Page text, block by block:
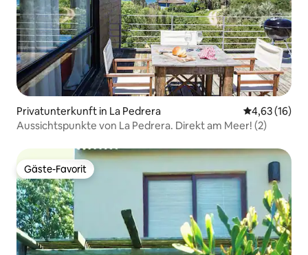
Privatunterkunft in La Pedrera
4,63 (16)
Aussichtspunkte von La Pedrera. Direkt am Meer! (2)
Gäste-Favorit
Gäste-Favorit